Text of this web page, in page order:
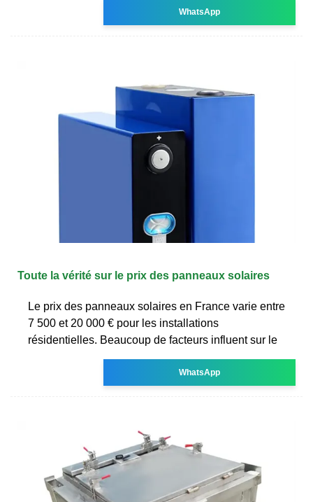
WhatsApp
Toute la vérité sur le prix des panneaux solaires
Le prix des panneaux solaires en France varie entre
7 500 et 20 000 € pour les installations
résidentielles. Beaucoup de facteurs influent sur le
WhatsApp